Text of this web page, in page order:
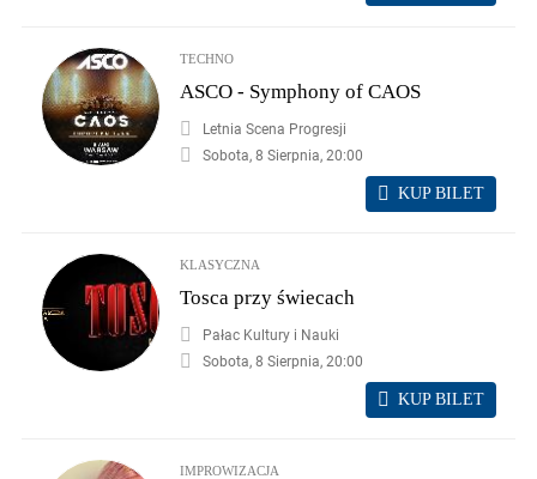
TECHNO
ASCO - Symphony of CAOS
Letnia Scena Progresji
Sobota, 8 Sierpnia, 20:00
KUP BILET
KLASYCZNA
Tosca przy świecach
Pałac Kultury i Nauki
Sobota, 8 Sierpnia, 20:00
KUP BILET
IMPROWIZACJA